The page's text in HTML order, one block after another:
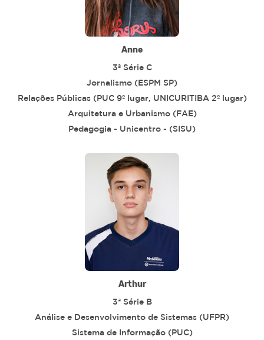
Anne
3ª Série C
Jornalismo (ESPM SP)
Relações Públicas (PUC 9º lugar, UNICURITIBA 2º lugar)
Arquitetura e Urbanismo (FAE)
Pedagogia - Unicentro - (SISU)
Arthur
3ª Série B
Análise e Desenvolvimento de Sistemas (UFPR)
Sistema de Informação (PUC)